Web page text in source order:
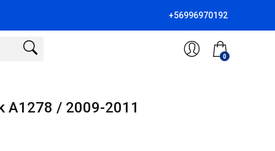
+56996970192
0
A1278 / 2009-2011